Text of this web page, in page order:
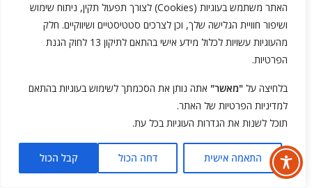
האתר משתמש בעוגיות (Cookies) לצורך תפעול תקין, ניתוח שימוש
ושיפור חוויית הגלישה שלך, וכן לצרכים סטטיסטיים ושיווקיים. חלק
מהעוגיות עשויות לכלול מידע אישי בהתאם לתיקון 13 לחוק הגנת
הפרטיות.
בלחיצה על "מאשר" אתה נותן את הסכמתך לשימוש בעוגיות בהתאם
למדיניות הפרטיות של האתר.
תוכל לשנות את הגדרות העוגיות בכל עת.
התאמה אישית דחה הכול קבל הכול
שת"פים ופרסום קטלני
מועדון האימה
הטבות, מבצעים ותכנים מיוחדים לגולשי עולם האימה